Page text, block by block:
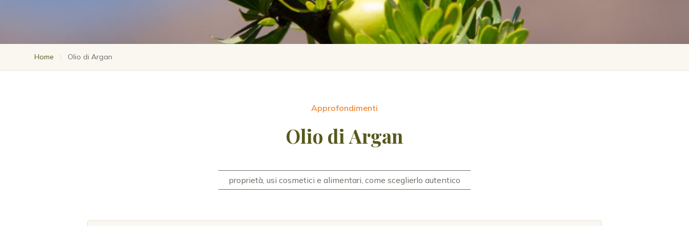
Home | Olio di Argan
Approfondimenti
Olio di Argan
proprietà, usi cosmetici e alimentari, come sceglierlo autentico